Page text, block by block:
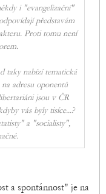
i "evangelizační"
představám
Proti tomu není
taky nabízí tematická
adresu oponentů
jsou v ČR
vás byly tisíce...?
a "socialisty",
a spontánnost" je na